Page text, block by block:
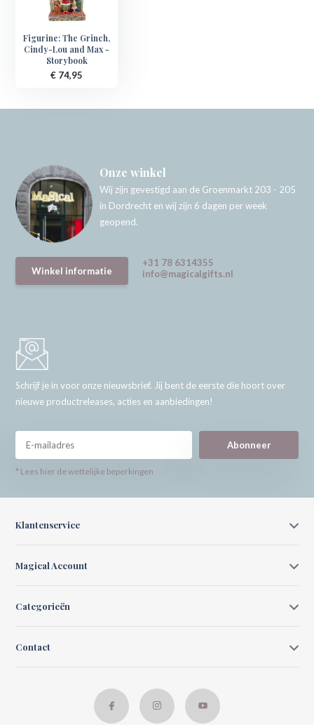
Figurine: The Grinch,
Cindy-Lou and Max -
Storybook
€ 74,95
Onze winkel
Wij zijn gevestigd aan de Groenmarkt 203 - 205
in Dordrecht en wij zijn 6 dagen per week
geopend.
Winkel informatie
+31 78 6314355
info@magicalgifts.nl
Schrijf je in voor onze nieuwsbrief. Jij bent de eerste die hoort over
nieuwe productreleases, acties en aanbiedingen!
Abonneer
* Lees hier de wettelijke beperkingen
Klantenservice
Magical Account
Categorieën
Contact